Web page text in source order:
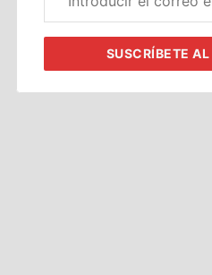
electrónico
SUSCRÍBETEAL